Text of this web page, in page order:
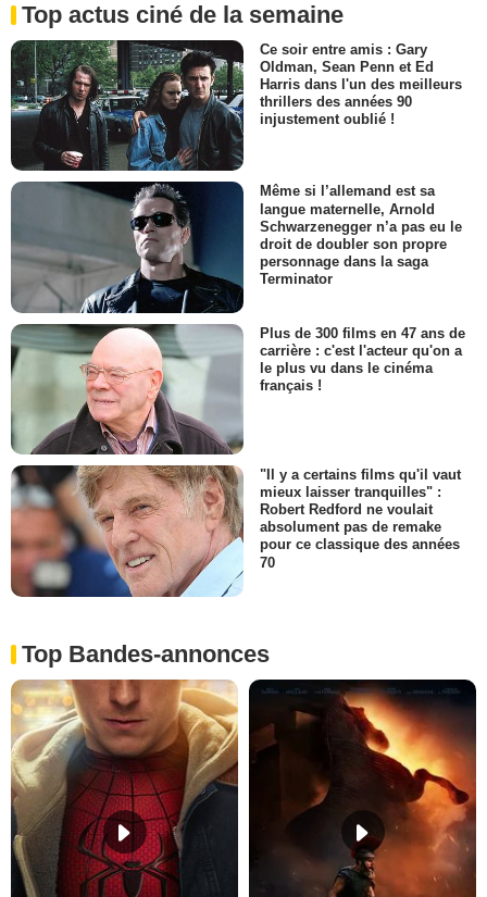
Top actus ciné de la semaine
Ce soir entre amis : Gary
Oldman, Sean Penn et Ed
Harris dans l'un des meilleurs
thrillers des années 90
injustement oublié !
Même si l’allemand est sa
langue maternelle, Arnold
Schwarzenegger n’a pas eu le
droit de doubler son propre
personnage dans la saga
Terminator
Plus de 300 films en 47 ans de
carrière : c'est l'acteur qu'on a
le plus vu dans le cinéma
français !
"Il y a certains films qu'il vaut
mieux laisser tranquilles" :
Robert Redford ne voulait
absolument pas de remake
pour ce classique des années
70
Top Bandes-annonces